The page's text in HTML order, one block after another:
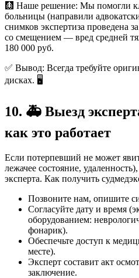
🩻 Наше решение: Мы помогли
больницы (направили
снимков экспертиза проведена
со смещением — вред средней
180 000 руб.
✅ Вывод: Всегда требуйте
дисках. 🖥️
10. 🚑 Выезд
как это работает
Если потерпевший не может
лежачее состояние,
эксперта. Как получить
Позвоните нам, опишите
Согласуйте дату и время
оборудованием:
фонарик).
Обеспечьте доступ к
месте).
Эксперт составит акт
заключение.